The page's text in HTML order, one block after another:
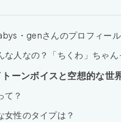
・genさんのプロフィール
な人なの？「ちくわ」ちゃん
ーンボイスと空想的な世
て？
女性のタイプは？